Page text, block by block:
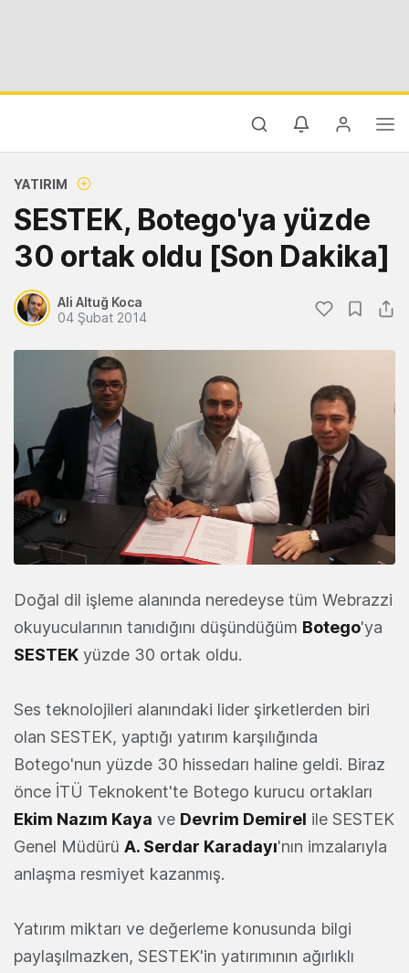
YATIRIM
SESTEK, Botego'ya yüzde
30 ortak oldu [Son Dakika]
Ali Altuğ Koca
04 Şubat 2014
Doğal dil işleme alanında neredeyse tüm Webrazzi
okuyucularının tanıdığını düşündüğüm Botego'ya
SESTEK yüzde 30 ortak oldu.
Ses teknolojileri alanındaki lider şirketlerden biri
olan SESTEK, yaptığı yatırım karşılığında
Botego'nun yüzde 30 hissedarı haline geldi. Biraz
önce İTÜ Teknokent'te Botego kurucu ortakları
Ekim Nazım Kaya ve Devrim Demirel ile SESTEK
Genel Müdürü A. Serdar Karadayı'nın imzalarıyla
anlaşma resmiyet kazanmış.
Yatırım miktarı ve değerleme konusunda bilgi
paylaşılmazken, SESTEK'in yatırımının ağırlıklı